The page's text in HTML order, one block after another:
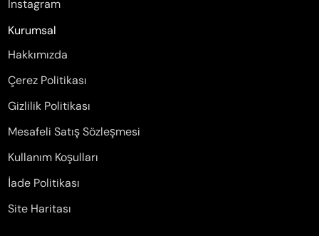
Instagram
Kurumsal
Hakkımızda
Çerez Politikası
Gizlilik Politikası
Mesafeli Satış Sözleşmesi
Kullanım Koşulları
İade Politikası
Site Haritası